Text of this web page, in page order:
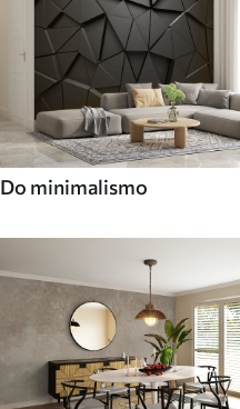
Do minimalismo